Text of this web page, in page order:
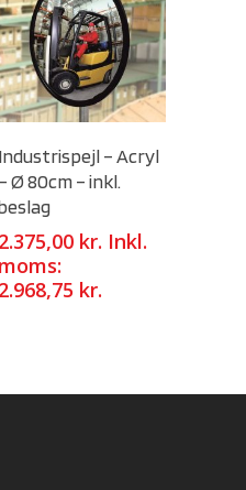
Industrispejl – Acryl
– Ø 80cm – inkl.
2.375,00 kr. Inkl.
moms:
2.968,75 kr.